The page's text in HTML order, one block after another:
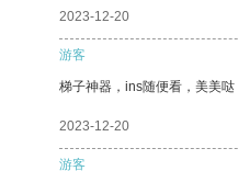
2023-12-20
游客
梯子神器，ins随便看，美美哒
2023-12-20
游客